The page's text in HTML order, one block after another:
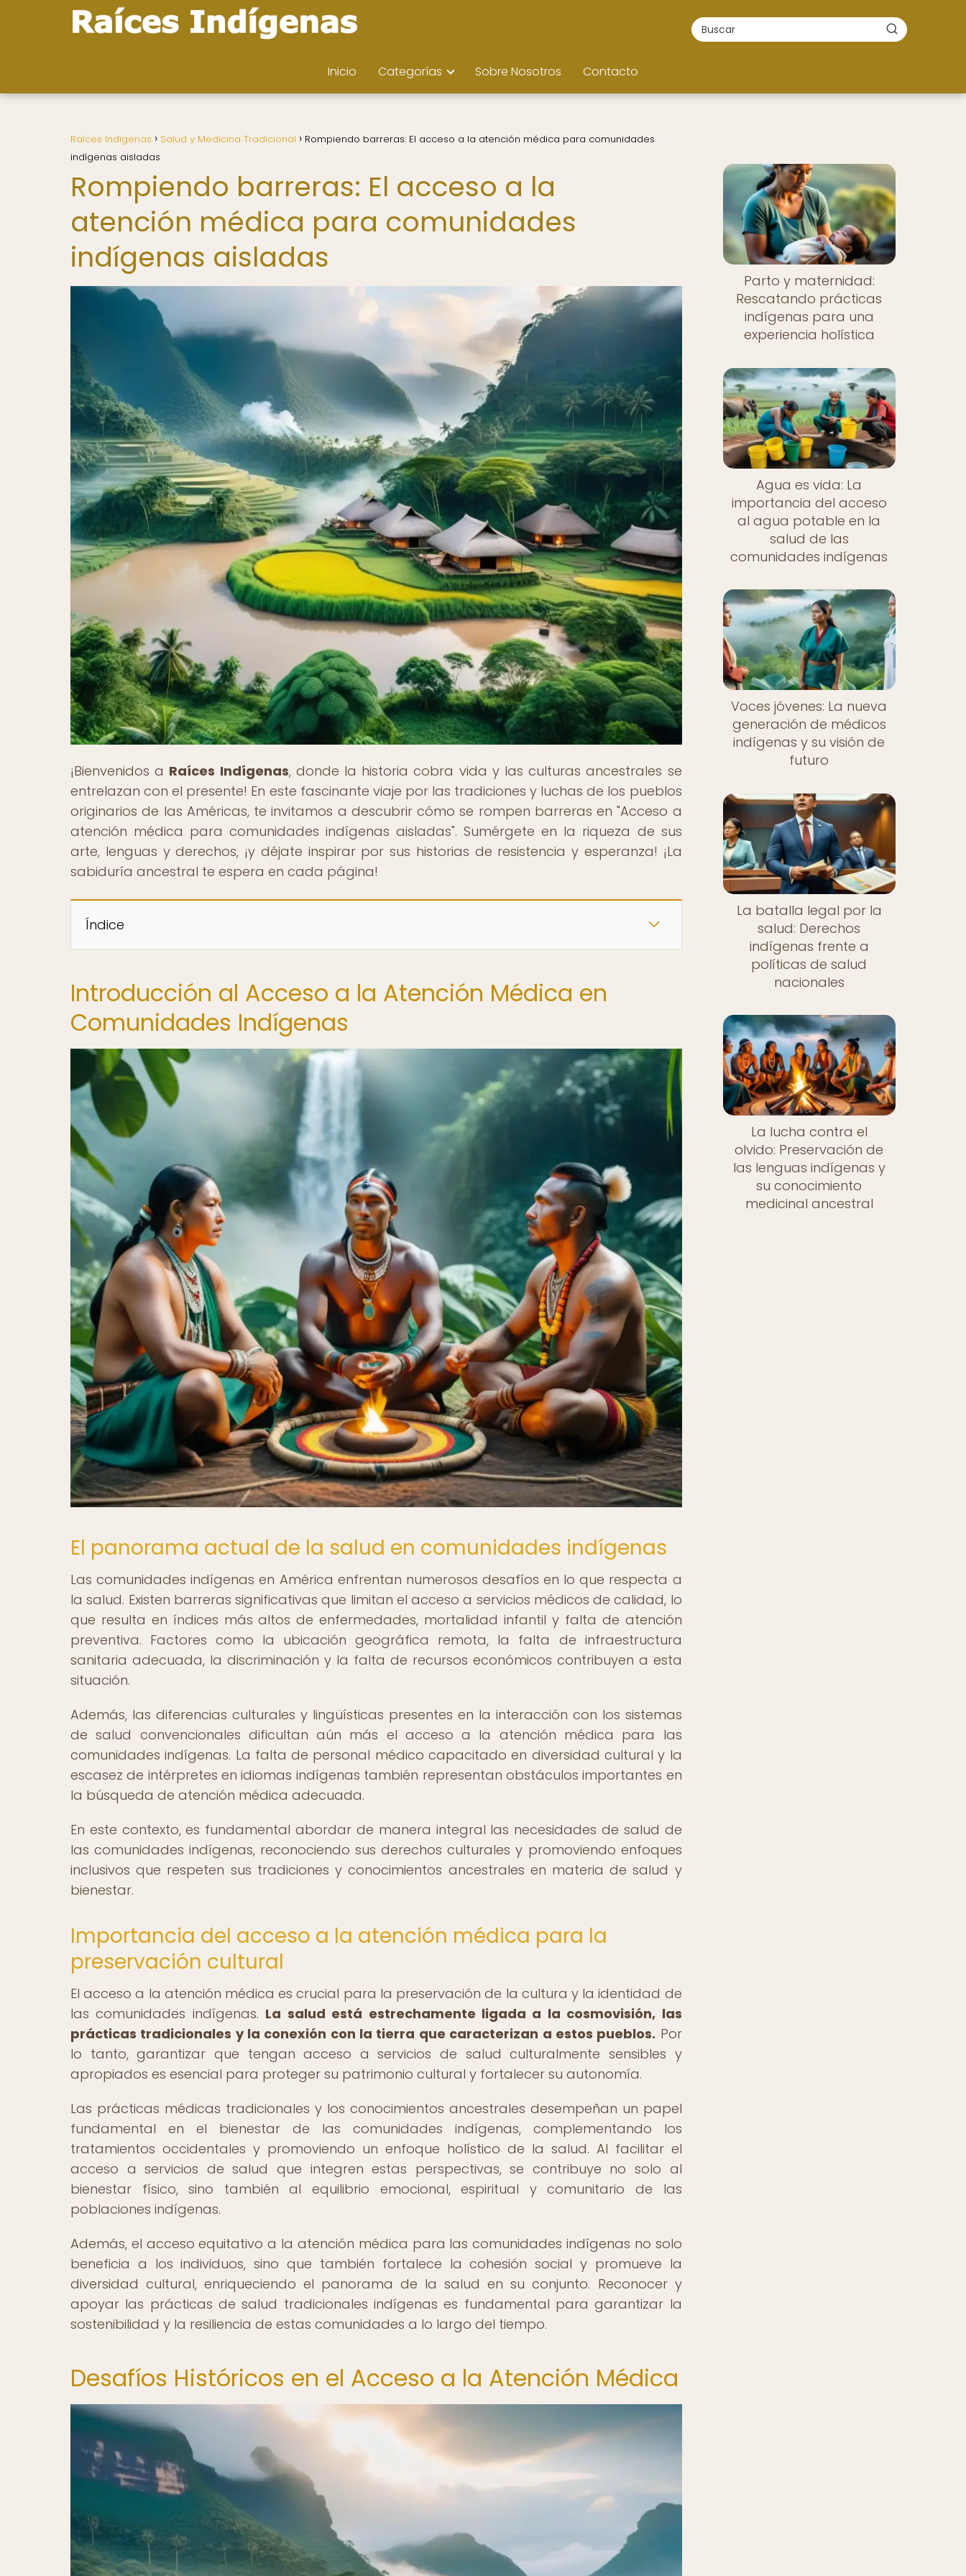
Inicio Categorías Sobre Nosotros Contacto
Raíces Indígenas Salud y Medicina Tradicional
Rompiendo barreras: El acceso a la atención médica para comunidades
indígenas aisladas
Rompiendo barreras: El acceso a la
atención médica para comunidades
indígenas aisladas
¡Bienvenidos a Raíces Indígenas, donde la historia cobra vida y las culturas ancestrales se
entrelazan con el presente! En este fascinante viaje por las tradiciones y luchas de los pueblos
originarios de las Américas, te invitamos a descubrir cómo se rompen barreras en "Acceso a
atención médica para comunidades indígenas aisladas". Sumérgete en la riqueza de sus
arte, lenguas y derechos, ¡y déjate inspirar por sus historias de resistencia y esperanza! ¡La
sabiduría ancestral te espera en cada página!
Índice
Introducción al Acceso a la Atención Médica en
Comunidades Indígenas
El panorama actual de la salud en comunidades indígenas
Las comunidades indígenas en América enfrentan numerosos desafíos en lo que respecta a
la salud. Existen barreras significativas que limitan el acceso a servicios médicos de calidad, lo
que resulta en índices más altos de enfermedades, mortalidad infantil y falta de atención
preventiva. Factores como la ubicación geográfica remota, la falta de infraestructura
sanitaria adecuada, la discriminación y la falta de recursos económicos contribuyen a esta
situación.
Además, las diferencias culturales y lingüísticas presentes en la interacción con los sistemas
de salud convencionales dificultan aún más el acceso a la atención médica para las
comunidades indígenas. La falta de personal médico capacitado en diversidad cultural y la
escasez de intérpretes en idiomas indígenas también representan obstáculos importantes en
la búsqueda de atención médica adecuada.
En este contexto, es fundamental abordar de manera integral las necesidades de salud de
las comunidades indígenas, reconociendo sus derechos culturales y promoviendo enfoques
inclusivos que respeten sus tradiciones y conocimientos ancestrales en materia de salud y
bienestar.
Importancia del acceso a la atención médica para la
preservación cultural
El acceso a la atención médica es crucial para la preservación de la cultura y la identidad de
las comunidades indígenas. La salud está estrechamente ligada a la cosmovisión, las
prácticas tradicionales y la conexión con la tierra que caracterizan a estos pueblos. Por
lo tanto, garantizar que tengan acceso a servicios de salud culturalmente sensibles y
apropiados es esencial para proteger su patrimonio cultural y fortalecer su autonomía.
Las prácticas médicas tradicionales y los conocimientos ancestrales desempeñan un papel
fundamental en el bienestar de las comunidades indígenas, complementando los
tratamientos occidentales y promoviendo un enfoque holístico de la salud. Al facilitar el
acceso a servicios de salud que integren estas perspectivas, se contribuye no solo al
bienestar físico, sino también al equilibrio emocional, espiritual y comunitario de las
poblaciones indígenas.
Además, el acceso equitativo a la atención médica para las comunidades indígenas no solo
beneficia a los individuos, sino que también fortalece la cohesión social y promueve la
diversidad cultural, enriqueciendo el panorama de la salud en su conjunto. Reconocer y
apoyar las prácticas de salud tradicionales indígenas es fundamental para garantizar la
sostenibilidad y la resiliencia de estas comunidades a lo largo del tiempo.
Desafíos Históricos en el Acceso a la Atención Médica
Parto y maternidad:
Rescatando prácticas
indígenas para una
experiencia holística
Agua es vida: La
importancia del acceso
al agua potable en la
salud de las
comunidades indígenas
Voces jóvenes: La nueva
generación de médicos
indígenas y su visión de
futuro
La batalla legal por la
salud: Derechos
indígenas frente a
políticas de salud
nacionales
La lucha contra el
olvido: Preservación de
las lenguas indígenas y
su conocimiento
medicinal ancestral